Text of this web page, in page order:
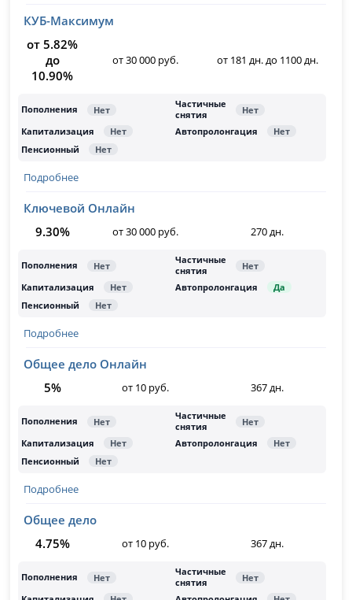
КУБ-Максимум
от 5.82%
до
10.90%
от 30 000 руб. от 181 дн. до 1100 дн.
Подробнее
Ключевой Онлайн
9.30%
от 30 000 руб. 270 дн.
Подробнее
Общее дело Онлайн
5%
от 10 руб. 367 дн.
Подробнее
Общее дело
4.75%
от 10 руб. 367 дн.